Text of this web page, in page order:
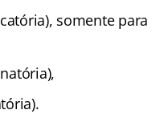
somente para